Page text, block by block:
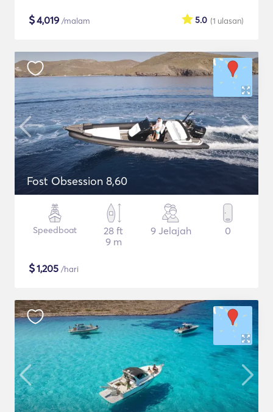
$4,019 /malam (1 ulasan)
5.0
Fost Obsession 8,60
Speedboat
28 ft
9 m
9 Jelajah 0
$1,205 /hari